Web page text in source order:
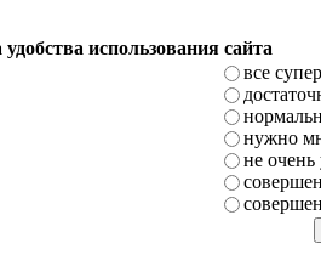
использования сайта
все супер
нужно
не очень